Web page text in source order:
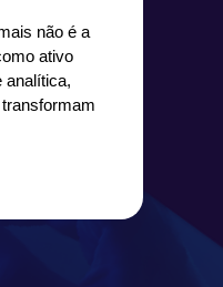
não é a
ativo
analítica,